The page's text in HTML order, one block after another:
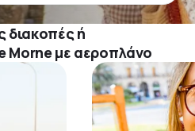
διακοπές ή
Morne με αεροπλάνο